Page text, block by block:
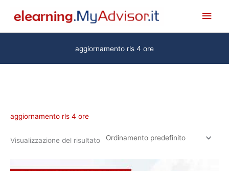
contenuto
aggiornamento rls 4 ore
aggiornamento rls 4 ore
Visualizzazione del risultato